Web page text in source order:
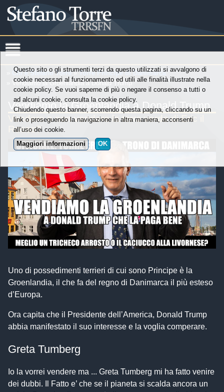
Chi è Stefano Torre »Torre Principe di Danimarca
» Vendiamo la Groenlandia a Donald Trump
Vendiamo la Groenlandia a Donald Trump
Vendere o non vendere la terra verde di Eric il
Rosso?
Uno di possedimenti terrieri di cui sono Principe è la
Groenlandia, il che fa del regno di Danimarca il più esteso
d’Europa.
Ora capita che il Presidente dell’America, Donald Trump
abbia manifestato il suo interesse e la voglia comperare.
Greta Tumberg
Io la vorrei vendere ma ... Greta Tumberg mi ha fatto venire
dei dubbi. Il Fatto e’ che se il pianeta si scalda ancora un
Questo sito o gli strumenti terzi da questo utilizzati si avvalgono di
cookie necessari al funzionamento ed utili alle finalità illustrate nella
cookie policy. Se vuoi saperne di più o negare il consenso a tutti o
ad alcuni cookie, consulta la cookie policy.
Chiudendo questo banner, scorrendo questa pagina, cliccando su un
link o proseguendo la navigazione in altra maniera, acconsenti
all’uso dei cookie.
Maggiori informazioni
OK